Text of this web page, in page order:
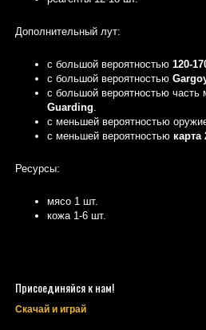
Дополнительный лут:
с большой вероятностью 120-
с большой вероятностью
c большой вероятностью часть
Guarding
с меньшей вероятностью
с меньшей вероятностью карта
Ресурсы:
мясо 1 шт.
кожа 1-6 шт.
Присоединяйся к нам!
Скачай и играй